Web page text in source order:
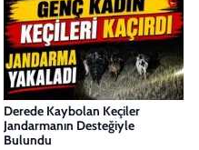
Derede Kaybolan Keçiler
Jandarmanın Desteğiyle
Bulundu